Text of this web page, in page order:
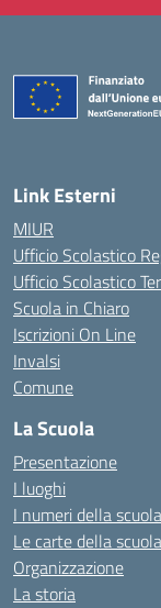
Link Esterni
MIUR
Ufficio Scolastico
Ufficio Scolastico
Scuola in Chiaro
Iscrizioni On Line
Invalsi
Comune
La Scuola
Presentazione
I luoghi
I numeri della scuola
Le carte della scuola
Organizzazione
La storia